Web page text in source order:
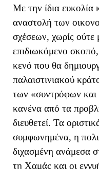
Με την ίδια ευκολία
αναστολή των
σχέσεων, χωρίς ούτε
επιδιωκόμενο
κενό που θα
παλαιστινιακού
των «συντρόφων και
κανένα από τα
διευθετεί. Τα
συμφωνημένα, η
διχασμένη ανάμεσα
τη Χαμάς και οι